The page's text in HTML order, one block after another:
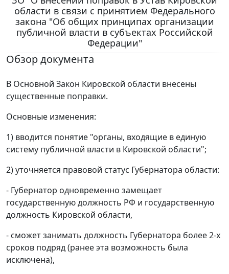
области в связи с принятием Федерального
закона "Об общих принципах организации
публичной власти в субъектах Российской
Федерации"
Обзор документа
В Основной Закон Кировской области внесены
существенные поправки.
Основные изменения:
1) вводится понятие "органы, входящие в единую
систему публичной власти в Кировской области";
2) уточняется правовой статус Губернатора области:
- Губернатор одновременно замещает
государственную должность РФ и государственную
должность Кировской области,
- сможет занимать должность Губернатора более 2-х
сроков подряд (ранее эта возможность была
исключена),